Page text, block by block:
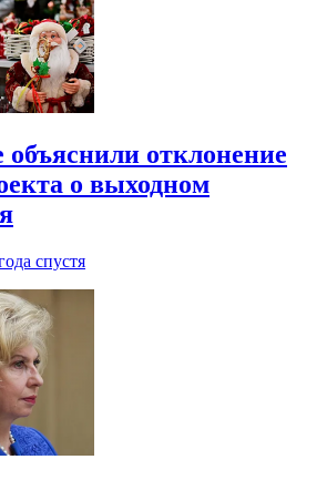
объяснили отклонение
о выходном
спустя